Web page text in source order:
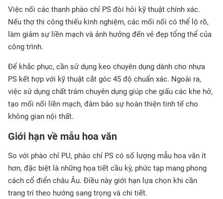
Việc nối các thanh phào chỉ PS đòi hỏi kỹ thuật chính xác.
Nếu thợ thi công thiếu kinh nghiệm, các mối nối có thể lộ rõ,
làm giảm sự liền mạch và ảnh hưởng đến vẻ đẹp tổng thể của
công trình.
Để khắc phục, cần sử dụng keo chuyên dụng dành cho nhựa
PS kết hợp với kỹ thuật cắt góc 45 độ chuẩn xác. Ngoài ra,
việc sử dụng chất trám chuyên dụng giúp che giấu các khe hở,
tạo mối nối liền mạch, đảm bảo sự hoàn thiện tinh tế cho
không gian nội thất.
Giới hạn về mẫu hoa văn
So với phào chỉ PU, phào chỉ PS có số lượng mẫu hoa văn ít
hơn, đặc biệt là những họa tiết cầu kỳ, phức tạp mang phong
cách cổ điển châu Âu. Điều này giới hạn lựa chọn khi cần
trang trí theo hướng sang trọng và chi tiết.